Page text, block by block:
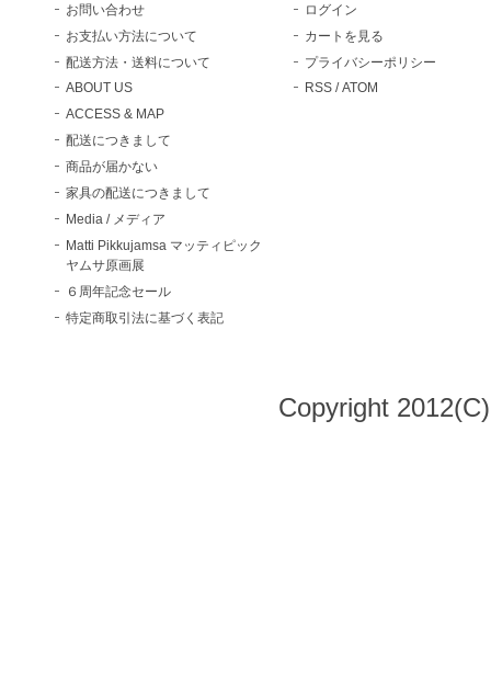
お問い合わせ
お支払い方法について
配送方法・送料について
ABOUT US
ACCESS & MAP
配送につきまして
商品が届かない
家具の配送につきまして
Media / メディア
Matti Pikkujamsa マッティピック
ヤムサ原画展
６周年記念セール
特定商取引法に基づく表記
ログイン
カートを見る
プライバシーポリシー
RSS/ATOM
Copyright